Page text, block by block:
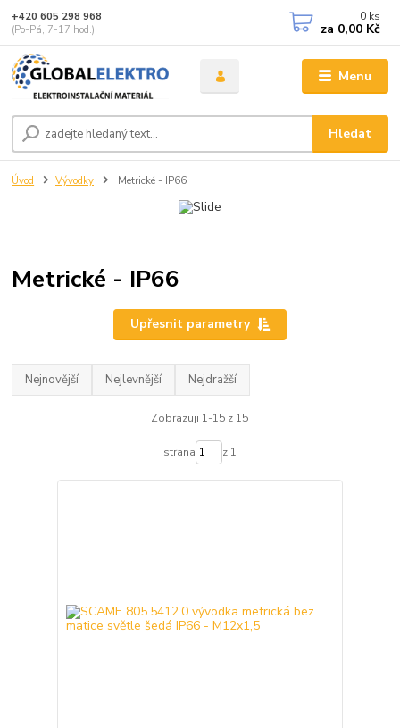
Menu
Hledat
+420 605 298 968
(Po-Pá, 7-17 hod.)
0 ks
za 0,00 Kč
Úvod Vývodky Metrické - IP66
Metrické - IP66
Upřesnit parametry
Nejnovější Nejlevnější Nejdražší
Zobrazuji 1-15 z 15
strana z 1